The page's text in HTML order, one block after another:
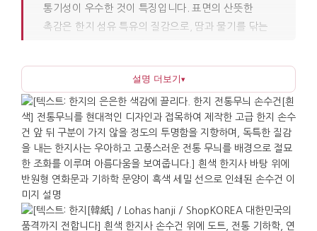
통기성이 우수한 것이 특징입니다. 표면의 산뜻한
촉감은 한지 섬유 특유의 질감으로, 땀과 물기를 닦는
이야기를 담아냅니다. 흰색은 한국 전통에서 절제와
단정함을 상징하며, 반원형 기하학 패턴과 연화문 같은
문양은 청정함과 질서로운 안정감을 조용히 전합니다.
이 손수건은 공식적인 감사와 답례가 필요한 자리에
적합한 선물입니다. 세미나 행사 답례, 거래처 감사,
기관 방문 기념, 해외 기념품으로 활용하기 좋으며,
취향을 크게 타지 않는 실용품이라 받는 사람이
사용처를 바로 떠올리기 쉽습니다. 손이나 땀을 닦는
기본 용도 외에도 식탁 위의 냅킨이나 미니 매트로
설명 더보기▾